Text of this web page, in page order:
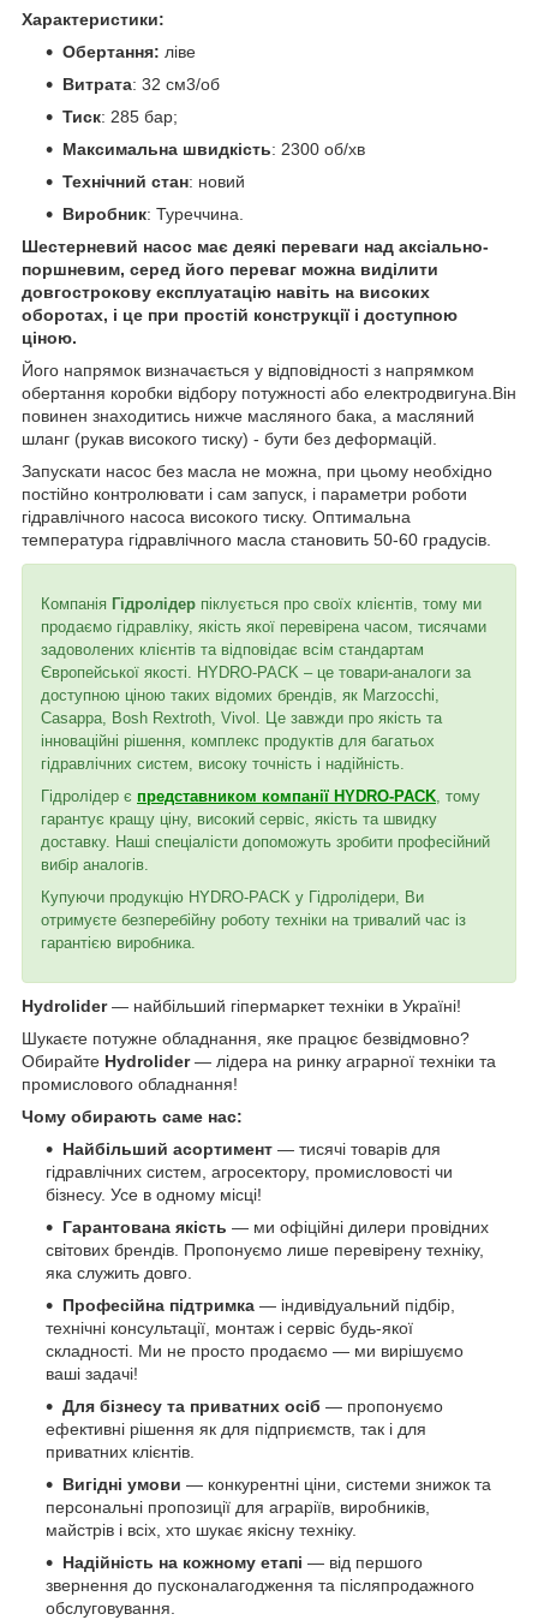
Характеристики:
Обертання: ліве
Витрата: 32 см3/об
Тиск: 285 бар;
Максимальна швидкість: 2300 об/хв
Технічний стан: новий
Виробник: Туреччина.
Шестерневий насос має деякі переваги над аксіально-
поршневим, серед його переваг можна виділити
довгострокову експлуатацію навіть на високих
оборотах, і це при простій конструкції і доступною
ціною.
Його напрямок визначається у відповідності з напрямком
обертання коробки відбору потужності або електродвигуна.Він
повинен знаходитись нижче масляного бака, а масляний
шланг (рукав високого тиску) - бути без деформацій.
Запускати насос без масла не можна, при цьому необхідно
постійно контролювати і сам запуск, і параметри роботи
гідравлічного насоса високого тиску. Оптимальна
температура гідравлічного масла становить 50-60 градусів.
Компанія Гідролідер піклується про своїх клієнтів, тому ми
продаємо гідравліку, якість якої перевірена часом, тисячами
задоволених клієнтів та відповідає всім стандартам
Європейської якості. HYDRO-PACK – це товари-аналоги за
доступною ціною таких відомих брендів, як Marzocchi,
Casappa, Bosh Rextroth, Vivol. Це завжди про якість та
інноваційні рішення, комплекс продуктів для багатьох
гідравлічних систем, високу точність і надійність.
Гідролідер є представником компанії HYDRO-PACK , тому
гарантує кращу ціну, високий сервіс, якість та швидку
доставку. Наші спеціалісти допоможуть зробити професійний
вибір аналогів.
Купуючи продукцію HYDRO-PACK у Гідролідери, Ви
отримуєте безперебійну роботу техніки на тривалий час із
гарантією виробника.
Hydrolider— найбільший гіпермаркет техніки в Україні!
Шукаєте потужне обладнання, яке працює безвідмовно?
Обирайте Hydrolider— лідера на ринку аграрної техніки та
промислового обладнання!
Чому обирають саме нас:
Найбільший асортимент — тисячі товарів для
гідравлічних систем, агросектору, промисловості чи
бізнесу. Усе в одному місці!
Гарантована якість — ми офіційні дилери провідних
світових брендів. Пропонуємо лише перевірену техніку,
яка служить довго.
Професійна підтримка — індивідуальний підбір,
технічні консультації, монтаж і сервіс будь-якої
складності. Ми не просто продаємо — ми вирішуємо
ваші задачі!
Для бізнесу та приватних осіб — пропонуємо
ефективні рішення як для підприємств, так і для
приватних клієнтів.
Вигідні умови — конкурентні ціни, системи знижок та
персональні пропозиції для аграріїв, виробників,
майстрів і всіх, хто шукає якісну техніку.
Надійність на кожному етапі — від першого
звернення до пусконалагодження та післяпродажного
обслуговування.